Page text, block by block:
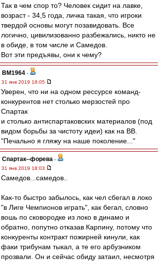
Так в чем спор то? Человек сидит на лавке,
возраст - 34,5 года, личка такая, что игроки
твердой основы могут позавидовать. Все
логично, цивилизованно разбежались, никто не
в обиде, в том числе и Самедов.
Вот эти предъявы, они к чему?
BM1964 -
31 янв 2019 18:05
Уверен, что ни на одном рессурсе команд-
конкурентов нет столько мерзостей про
Спартак
и столько антиспартаковских материалов (под
видом борьбы за чистоту идеи) как на ВВ.
"Печально я гляжу на наше поколение..."
Cпартак--форева -
31 янв 2019 18:03
Самедов...самедов..
Как-то быстро забылось, как чел сбегал в локо
"в Лиге Чемпионов играть", как бегал, словно
вошь по сковородке из локо в динамо и
обратно, попутно отказав Карпину, потому что
конкуренты контракт пожирней кинули, как
факи трибунам тыкал, а те его арбузником
прозвали. Он и сейчас обиду затаил, несмотря